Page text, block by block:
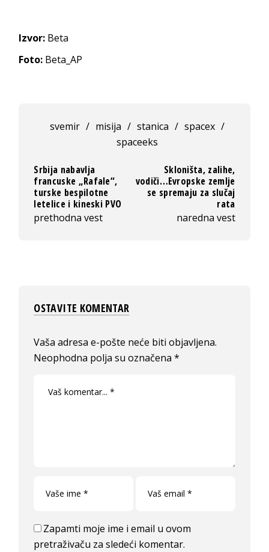
Izvor: Beta
Foto: Beta_AP
svemir / misija / stanica / spacex /
spaceeks
Srbija nabavlja
francuske „Rafale“,
turske bespilotne
letelice i kineski PVO
prethodna vest
Skloništa, zalihe,
vodiči…Evropske zemlje
se spremaju za slučaj
rata
naredna vest
OSTAVITE KOMENTAR
Vaša adresa e-pošte neće biti objavljena.
Neophodna polja su označena*
Zapamti moje ime i email u ovom
pretraživaču za sledeći komentar.